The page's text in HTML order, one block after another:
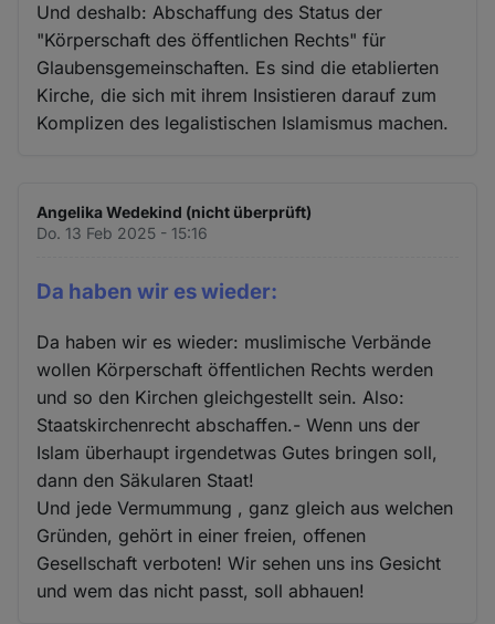
Und deshalb: Abschaffung des Status der
"Körperschaft des öffentlichen Rechts" für
Glaubensgemeinschaften. Es sind die etablierten
Kirche, die sich mit ihrem Insistieren darauf zum
Komplizen des legalistischen Islamismus machen.
Angelika Wedekind (nicht überprüft)
Do. 13 Feb 2025 - 15:16
Da haben wir es wieder:
Da haben wir es wieder: muslimische Verbände
wollen Körperschaft öffentlichen Rechts werden
und so den Kirchen gleichgestellt sein. Also:
Staatskirchenrecht abschaffen.- Wenn uns der
Islam überhaupt irgendetwas Gutes bringen soll,
dann den Säkularen Staat!
Und jede Vermummung , ganz gleich aus welchen
Gründen, gehört in einer freien, offenen
Gesellschaft verboten! Wir sehen uns ins Gesicht
und wem das nicht passt, soll abhauen!